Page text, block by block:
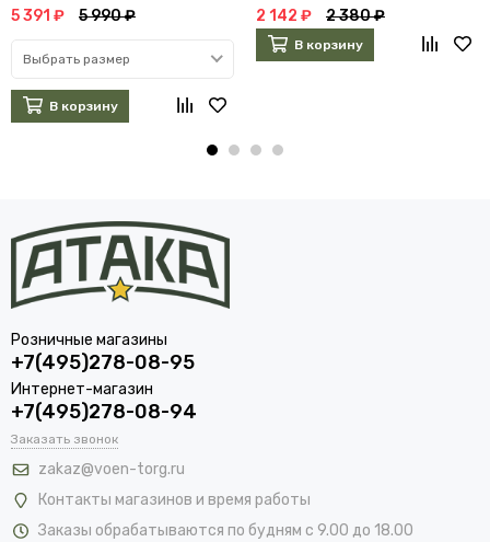
5 391 ₽ 5 990 ₽
Выбрать размер
В корзину
2 142 ₽ 2 380 ₽
В корзину
Розничные магазины
+7(495)278-08-95
Интернет-магазин
+7(495)278-08-94
Заказать звонок
zakaz@voen-torg.ru
Контакты магазинов и время работы
Заказы обрабатываются по будням с 9.00 до 18.00